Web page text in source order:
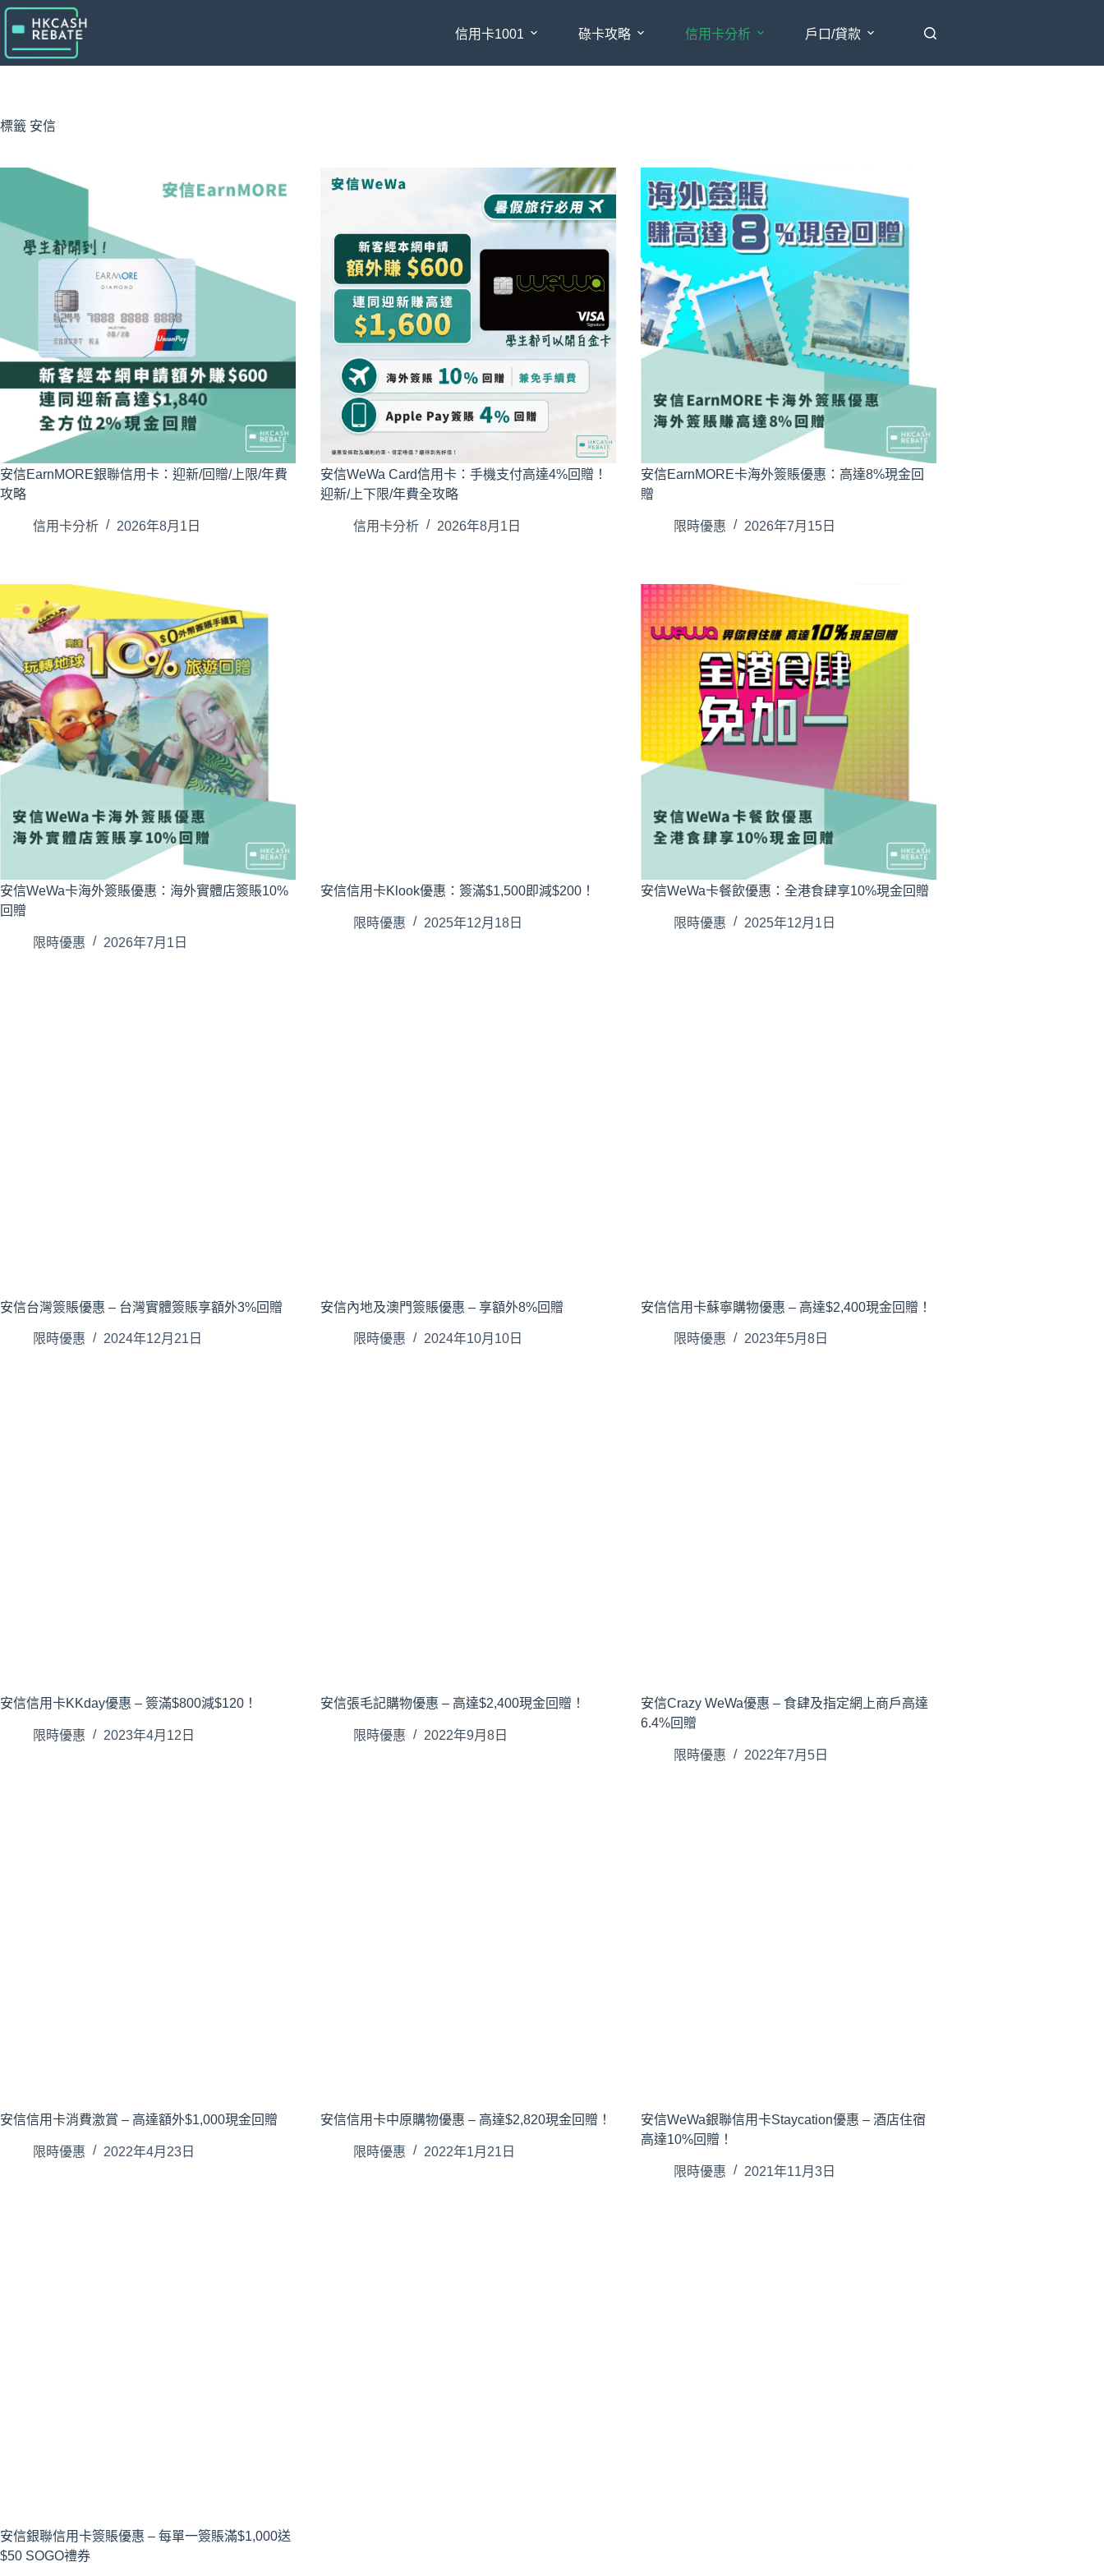
跳
至
主
要
信用卡1001 碌卡攻略 信用卡分析 戶口/貸款
標籤 安信
安信EarnMORE銀聯信用卡：迎新/回贈/上限/年費
攻略
信用卡分析 2026年8月1日
安信WeWa Card信用卡：手機支付高達4%回贈！
迎新/上下限/年費全攻略
信用卡分析 2026年8月1日
安信EarnMORE卡海外簽賬優惠：高達8%現金回
贈
限時優惠 2026年7月15日
安信WeWa卡海外簽賬優惠：海外實體店簽賬10%
回贈
限時優惠 2026年7月1日
安信信用卡Klook優惠：簽滿$1,500即減$200！
限時優惠 2025年12月18日
安信WeWa卡餐飲優惠：全港食肆享10%現金回贈
限時優惠 2025年12月1日
安信台灣簽賬優惠 – 台灣實體簽賬享額外3%回贈
限時優惠 2024年12月21日
安信內地及澳門簽賬優惠 – 享額外8%回贈
限時優惠 2024年10月10日
安信信用卡蘇寧購物優惠 – 高達$2,400現金回贈！
限時優惠 2023年5月8日
安信信用卡KKday優惠 – 簽滿$800減$120！
限時優惠 2023年4月12日
安信張毛記購物優惠 – 高達$2,400現金回贈！
限時優惠 2022年9月8日
安信Crazy WeWa優惠 – 食肆及指定網上商戶高達
6.4%回贈
限時優惠 2022年7月5日
安信信用卡消費激賞 – 高達額外$1,000現金回贈
限時優惠 2022年4月23日
安信信用卡中原購物優惠 – 高達$2,820現金回贈！
限時優惠 2022年1月21日
安信WeWa銀聯信用卡Staycation優惠 – 酒店住宿
高達10%回贈！
限時優惠 2021年11月3日
安信銀聯信用卡簽賬優惠 – 每單一簽賬滿$1,000送
$50 SOGO禮券